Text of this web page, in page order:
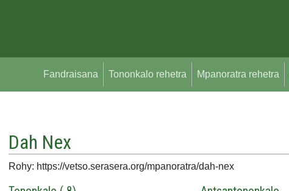
Fandraisana Tononkalo rehetra Mpanoratra rehetra
Dah Nex
Rohy: https://vetso.serasera.org/mpanoratra/dah-nex